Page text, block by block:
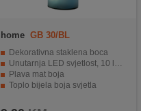
home GB 30/BL
Dekorativna staklena boca
Unutarnja LED svjetlost, 10 lampica
Plava mat boja
Toplo bijela boja svjetla